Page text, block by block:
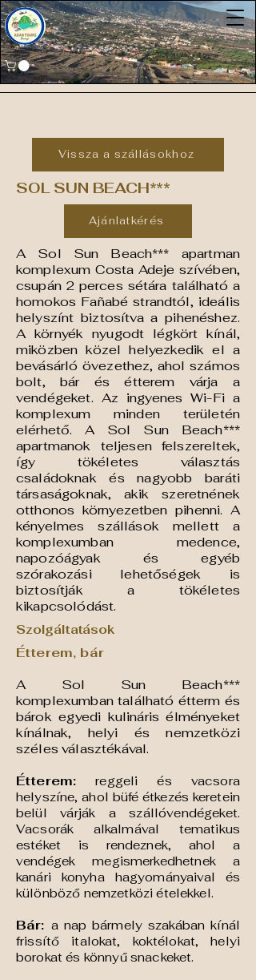
Vissza a szállásokhoz
SOL SUN BEACH***
Ajánlatkérés
A Sol Sun Beach*** apartman
komplexum Costa Adeje szívében,
csupán 2 perces sétára található a
homokos Fañabé strandtól, ideális
helyszínt biztosítva a pihenéshez.
A környék nyugodt légkört kínál,
miközben közel helyezkedik el a
bevásárló övezethez, ahol számos
bolt, bár és étterem várja a
vendégeket. Az ingyenes Wi-Fi a
komplexum minden területén
elérhető. A Sol Sun Beach***
apartmanok teljesen felszereltek,
így tökéletes választás
családoknak és nagyobb baráti
társaságoknak, akik szeretnének
otthonos környezetben pihenni. A
kényelmes szállások mellett a
komplexumban medence,
napozóágyak és egyéb
szórakozási lehetőségek is
biztosítják a tökéletes
kikapcsolódást.
Szolgáltatások
Étterem, bár
A Sol Sun Beach***
komplexumban található étterm és
bárok egyedi kulináris élményeket
kínálnak, helyi és nemzetközi
széles választékával.
Étterem:
reggeli és vacsora
helyszíne, ahol büfé étkezés keretein
belül várják a szállóvendégeket.
Vacsorák alkalmával tematikus
estéket is rendeznek, ahol a
vendégek megismerkedhetnek a
kanári konyha hagyományaival és
különböző nemzetközi ételekkel.
Bár: a nap bármely szakában kínál
frissítő italokat, koktélokat, helyi
borokat és könnyű snackeket.